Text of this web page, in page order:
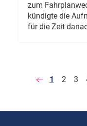
zum
kündigte die
für die Zeit
1 2 3